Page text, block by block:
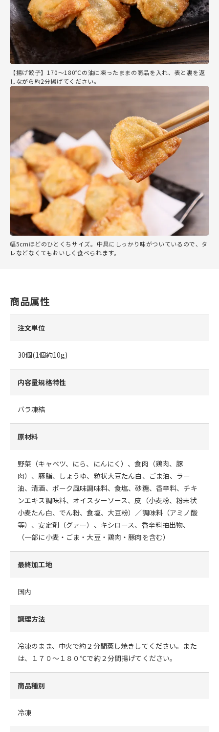
【揚げ餃子】170～180℃の油に凍ったままの商品を入れ、表と裏を返
しながら約2分揚げてください。
幅5cmほどのひとくちサイズ。中具にしっかり味がついているので、タ
レなどなくてもおいしく食べられます。
商品属性
注文単位
30個(1個約10g)
内容量規格特性
バラ凍結
原材料
野菜（キャベツ、にら、にんにく）、食肉（鶏肉、豚
肉）、豚脂、しょうゆ、粒状大豆たん白、ごま油、ラー
油、清酒、ポーク風味調味料、食塩、砂糖、香辛料、チキ
ンエキス調味料、オイスターソース、皮（小麦粉、粉末状
小麦たん白、でん粉、食塩、大豆粉）／調味料（アミノ酸
等）、安定剤（グァー）、キシロース、香辛料抽出物、
（一部に小麦・ごま・大豆・鶏肉・豚肉を含む）
最終加工地
国内
調理方法
冷凍のまま、中火で約２分間蒸し焼きしてください。また
は、１７０～１８０℃で約２分間揚げてください。
商品種別
冷凍